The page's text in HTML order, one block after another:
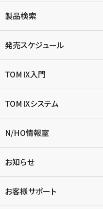
製品検索
発売スケジュール
TOMIX入門
TOMIXシステム
N/HO情報室
お知らせ
お客様サポート